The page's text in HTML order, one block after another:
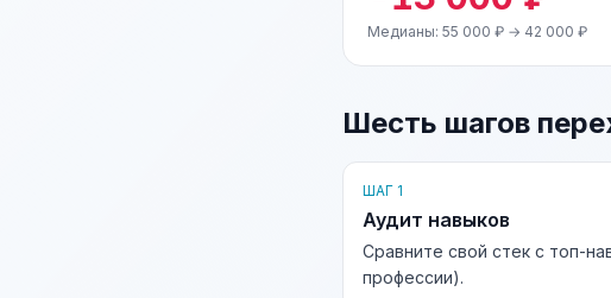
Медианы: 55 000 ₽ → 42 000 ₽
Шесть шагов
ШАГ 1
Аудит навыков
Сравните свой стек с топ-
профессии).